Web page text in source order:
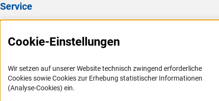
Service
FAQ
Logo und Corporate Design
RSS-Feeds
Cookie-Einstellungen
Wir setzen auf unserer Website technisch zwingend erforderliche
Cookies sowie Cookies zur Erhebung statistischer Informationen
(Analyse-Cookies) ein.